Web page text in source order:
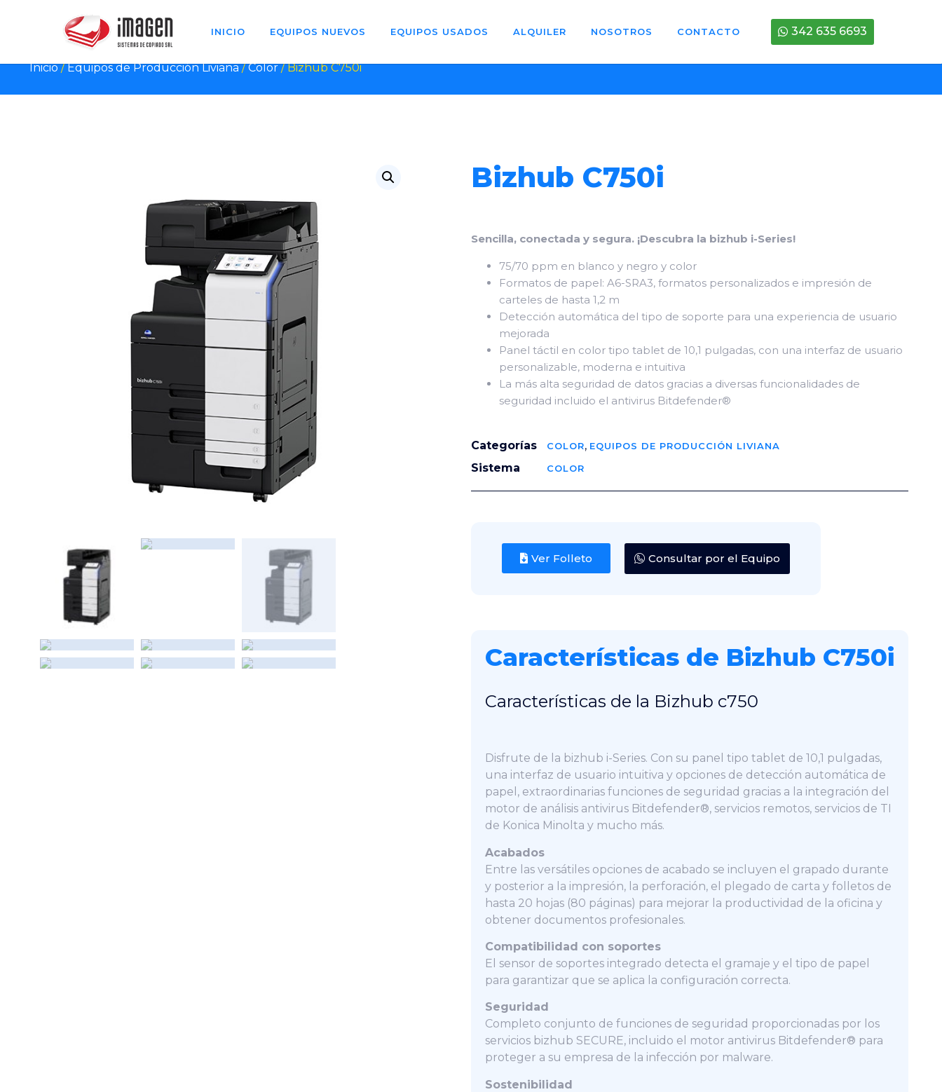
INICIO EQUIPOS NUEVOS EQUIPOS USADOS ALQUILER NOSOTROS CONTACTO 342 635 6693
Inicio/Equipos de Producción Liviana/Color/ Bizhub C750i
Bizhub C750i
Sencilla, conectada y segura. ¡Descubra la bizhub i-Series!
75/70 ppm en blanco y negro y color
Formatos de papel: A6-SRA3, formatos personalizados e impresión de
carteles de hasta 1,2 m
Detección automática del tipo de soporte para una experiencia de usuario
mejorada
Panel táctil en color tipo tablet de 10,1 pulgadas, con una interfaz de usuario
personalizable, moderna e intuitiva
La más alta seguridad de datos gracias a diversas funcionalidades de
seguridad incluido el antivirus Bitdefender®
Categorías COLOR, EQUIPOS DE PRODUCCIÓN LIVIANA
Sistema COLOR
Ver Folleto Consultar por el Equipo
Características de Bizhub C750i
Características de la Bizhub c750
Disfrute de la bizhub i-Series. Con su panel tipo tablet de 10,1 pulgadas,
una interfaz de usuario intuitiva y opciones de detección automática de
papel, extraordinarias funciones de seguridad gracias a la integración del
motor de análisis antivirus Bitdefender®, servicios remotos, servicios de TI
de Konica Minolta y mucho más.
Acabados
Entre las versátiles opciones de acabado se incluyen el grapado durante
y posterior a la impresión, la perforación, el plegado de carta y folletos de
hasta 20 hojas (80 páginas) para mejorar la productividad de la oficina y
obtener documentos profesionales.
Compatibilidad con soportes
El sensor de soportes integrado detecta el gramaje y el tipo de papel
para garantizar que se aplica la configuración correcta.
Seguridad
Completo conjunto de funciones de seguridad proporcionadas por los
servicios bizhub SECURE, incluido el motor antivirus Bitdefender® para
proteger a su empresa de la infección por malware.
Sostenibilidad